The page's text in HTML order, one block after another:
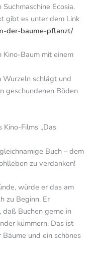
Ecosia.
gibt es unter dem Link
der-baume-pflanzt/
Baum mit einem
Wurzeln schlägt und
geschundenen Böden
Kino-Films „Das
Buch – dem
zu verdanken!
würde er das am
zu Beginn. Er
Buchen gerne in
kümmern. Das ist
und ein schönes